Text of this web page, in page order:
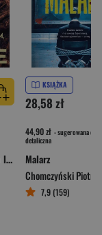
W ciemnym, głodnym lesie
KSIĄŻKA
28,58 zł
44,90 zł - sugerowana cena
detaliczna
Malarz
Chomczyński Piotr
7,9 (159)